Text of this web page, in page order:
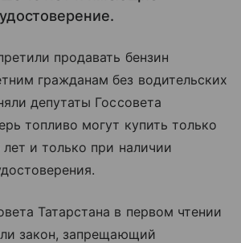
продавать бензин
гражданам без водительских
депутаты Госсовета
топливо могут купить только
и только при наличии
Татарстана в первом чтении
закон, запрещающий